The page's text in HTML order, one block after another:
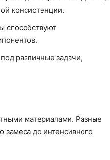
консистенции.
способствуют
различные задачи,
материалами. Разные
замеса до интенсивного